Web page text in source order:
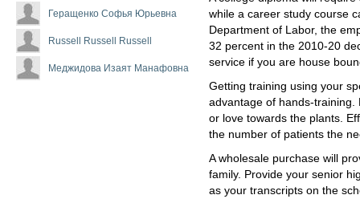
Геращенко Софья Юрьевна
Russell Russell Russell
Меджидова Изаят Манафовна
while a career study course
Department of Labor, the
32 percent in the 2010-20
service if you are house
Getting training using your
advantage of hands-
or love towards the plants.
the number of patients the
A wholesale purchase will
family. Provide your senior
as your transcripts on the